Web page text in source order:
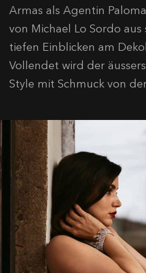
Armas als Agentin
von Michael Lo Sordo aus
tiefen Einblicken am
Vollendet wird der
Style mit Schmuck von